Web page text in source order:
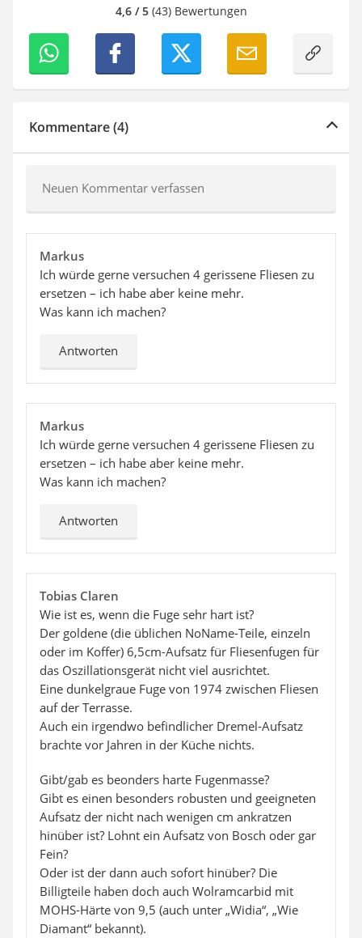
4,6 / 5(43) Bewertungen
Kommentare (4)
Neuen Kommentar verfassen
Markus
Ich würde gerne versuchen 4 gerissene Fliesen zu
ersetzen – ich habe aber keine mehr.
Was kann ich machen?
Antworten
Markus
Ich würde gerne versuchen 4 gerissene Fliesen zu
ersetzen – ich habe aber keine mehr.
Was kann ich machen?
Antworten
Tobias Claren
Wie ist es, wenn die Fuge sehr hart ist?
Der goldene (die üblichen NoName-Teile, einzeln
oder im Koffer) 6,5cm-Aufsatz für Fliesenfugen für
das Oszillationsgerät nicht viel ausrichtet.
Eine dunkelgraue Fuge von 1974 zwischen Fliesen
auf der Terrasse.
Auch ein irgendwo befindlicher Dremel-Aufsatz
brachte vor Jahren in der Küche nichts.
Gibt/gab es beonders harte Fugenmasse?
Gibt es einen besonders robusten und geeigneten
Aufsatz der nicht nach wenigen cm ankratzen
hinüber ist? Lohnt ein Aufsatz von Bosch oder gar
Fein?
Oder ist der dann auch sofort hinüber? Die
Billigteile haben doch auch Wolramcarbid mit
MOHS-Härte von 9,5 (auch unter „Widia“, „Wie
Diamant“ bekannt).